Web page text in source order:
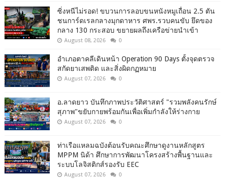
ซิ่งหนีไม่รอด! ขบวนการลอบขนหนังหมูเถื่อน 2.5 ตัน
ชนการ์ดเรลกลางมุกดาหาร ศพร.รวบคนขับ ยึดของ
กลาง 130 กระสอบ ขยายผลถึงเครือข่ายนำเข้า
August 08, 2026 0
อำเภอตาคลีเดินหน้า Operation 90 Days ตั้งจุดตรวจ
สกัดยาเสพติด และสิ่งผิดกฏหมาย
August 07, 2026 0
อ.ลาดยาว บันทึกภาพประวัติศาสตร์ "รวมพลังคนรักษ์
สุภาพ"ขยับกายพร้อมกันเพื่อเพิ่มกำลังให้ร่างกาย
August 07, 2026 0
ท่าเรือแหลมฉบังต้อนรับคณะศึกษาดูงานหลักสูตร
MPPM นิด้า ศึกษาการพัฒนาโครงสร้างพื้นฐานและ
ระบบโลจิสติกส์รองรับ EEC
August 07, 2026 0